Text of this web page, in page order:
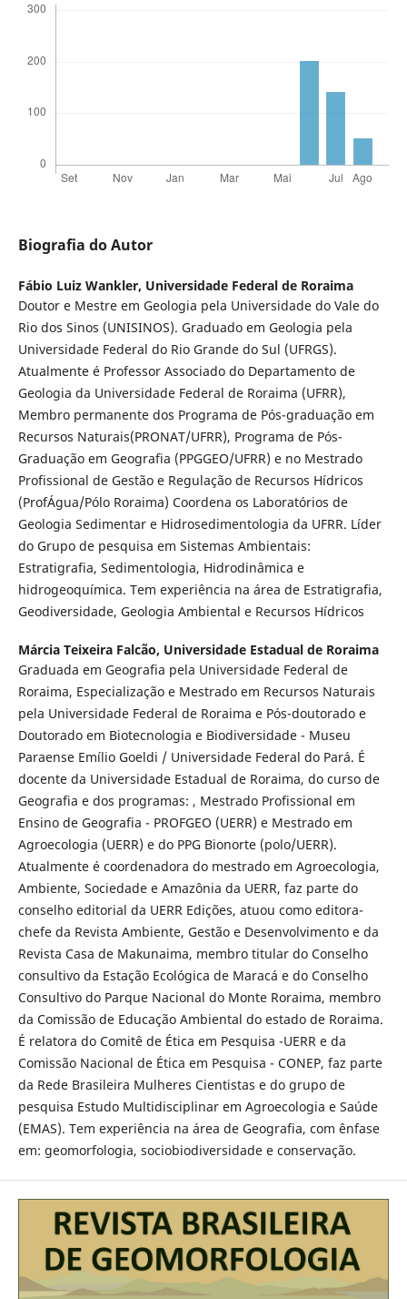
Biografia do Autor
Fábio Luiz Wankler, Universidade Federal de Roraima
Doutor e Mestre em Geologia pela Universidade do Vale do
Rio dos Sinos (UNISINOS). Graduado em Geologia pela
Universidade Federal do Rio Grande do Sul (UFRGS).
Atualmente é Professor Associado do Departamento de
Geologia da Universidade Federal de Roraima (UFRR),
Membro permanente dos Programa de Pós-graduação em
Recursos Naturais(PRONAT/UFRR), Programa de Pós-
Graduação em Geografia (PPGGEO/UFRR) e no Mestrado
Profissional de Gestão e Regulação de Recursos Hídricos
(ProfÁgua/Pólo Roraima) Coordena os Laboratórios de
Geologia Sedimentar e Hidrosedimentologia da UFRR. Líder
do Grupo de pesquisa em Sistemas Ambientais:
Estratigrafia, Sedimentologia, Hidrodinâmica e
hidrogeoquímica. Tem experiência na área de Estratigrafia,
Geodiversidade, Geologia Ambiental e Recursos Hídricos
Márcia Teixeira Falcão, Universidade Estadual de Roraima
Graduada em Geografia pela Universidade Federal de
Roraima, Especialização e Mestrado em Recursos Naturais
pela Universidade Federal de Roraima e Pós-doutorado e
Doutorado em Biotecnologia e Biodiversidade - Museu
Paraense Emílio Goeldi / Universidade Federal do Pará. É
docente da Universidade Estadual de Roraima, do curso de
Geografia e dos programas: , Mestrado Profissional em
Ensino de Geografia - PROFGEO (UERR) e Mestrado em
Agroecologia (UERR) e do PPG Bionorte (polo/UERR).
Atualmente é coordenadora do mestrado em Agroecologia,
Ambiente, Sociedade e Amazônia da UERR, faz parte do
conselho editorial da UERR Edições, atuou como editora-
chefe da Revista Ambiente, Gestão e Desenvolvimento e da
Revista Casa de Makunaima, membro titular do Conselho
consultivo da Estação Ecológica de Maracá e do Conselho
Consultivo do Parque Nacional do Monte Roraima, membro
da Comissão de Educação Ambiental do estado de Roraima.
É relatora do Comitê de Ética em Pesquisa -UERR e da
Comissão Nacional de Ética em Pesquisa - CONEP, faz parte
da Rede Brasileira Mulheres Cientistas e do grupo de
pesquisa Estudo Multidisciplinar em Agroecologia e Saúde
(EMAS). Tem experiência na área de Geografia, com ênfase
em: geomorfologia, sociobiodiversidade e conservação.